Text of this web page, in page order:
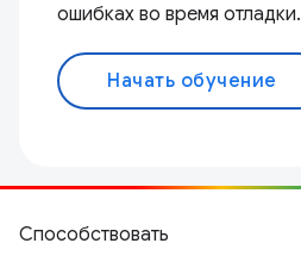
ошибках во время отладки.
Начать обучение
Способствовать